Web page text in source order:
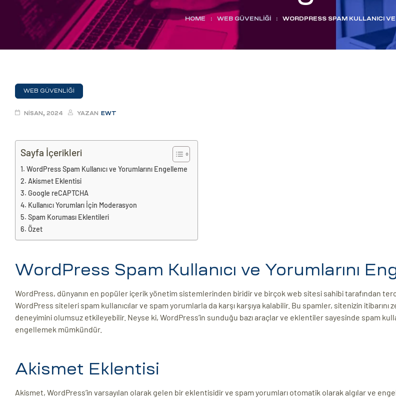
HOME : WEB GÜVENLIĞI : WORDPRESS SPAM KULLANICI
WEB GÜVENLIĞI
NISAN, 2024 YAZAN EWT
Sayfa İçerikleri
WordPress Spam Kullanıcı ve Yorumlarını Engelleme
Akismet Eklentisi
Google reCAPTCHA
Kullanıcı Yorumları İçin Moderasyon
Spam Koruması Eklentileri
Özet
WordPress Spam Kullanıcı ve Yorumlarını
WordPress, dünyanın en popüler içerik yönetim sistemlerinden biridir ve birçok web sitesi sahibi tarafından
WordPress siteleri spam kullanıcılar ve spam yorumlarla da karşı karşıya kalabilir. Bu spamler, sitenizin itibarını
deneyimini olumsuz etkileyebilir. Neyse ki, WordPress’in sunduğu bazı araçlar ve eklentiler sayesinde spam
engellemek mümkündür.
Akismet Eklentisi
Akismet, WordPress’in varsayılan olarak gelen bir eklentisidir ve spam yorumları otomatik olarak algılar ve